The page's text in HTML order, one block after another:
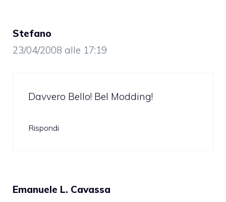
Stefano
23/04/2008 alle 17:19
Davvero Bello! Bel Modding!
Rispondi
Emanuele L. Cavassa